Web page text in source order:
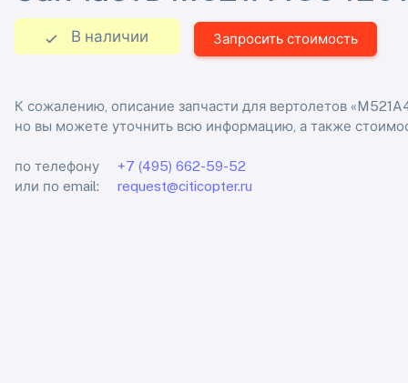
В наличии Запросить стоимость
К сожалению, описание запчасти для вертолетов
но вы можете уточнить всю информацию, а также
по телефону
+7 (495) 662-59-52
или по email: request@citicopter.ru